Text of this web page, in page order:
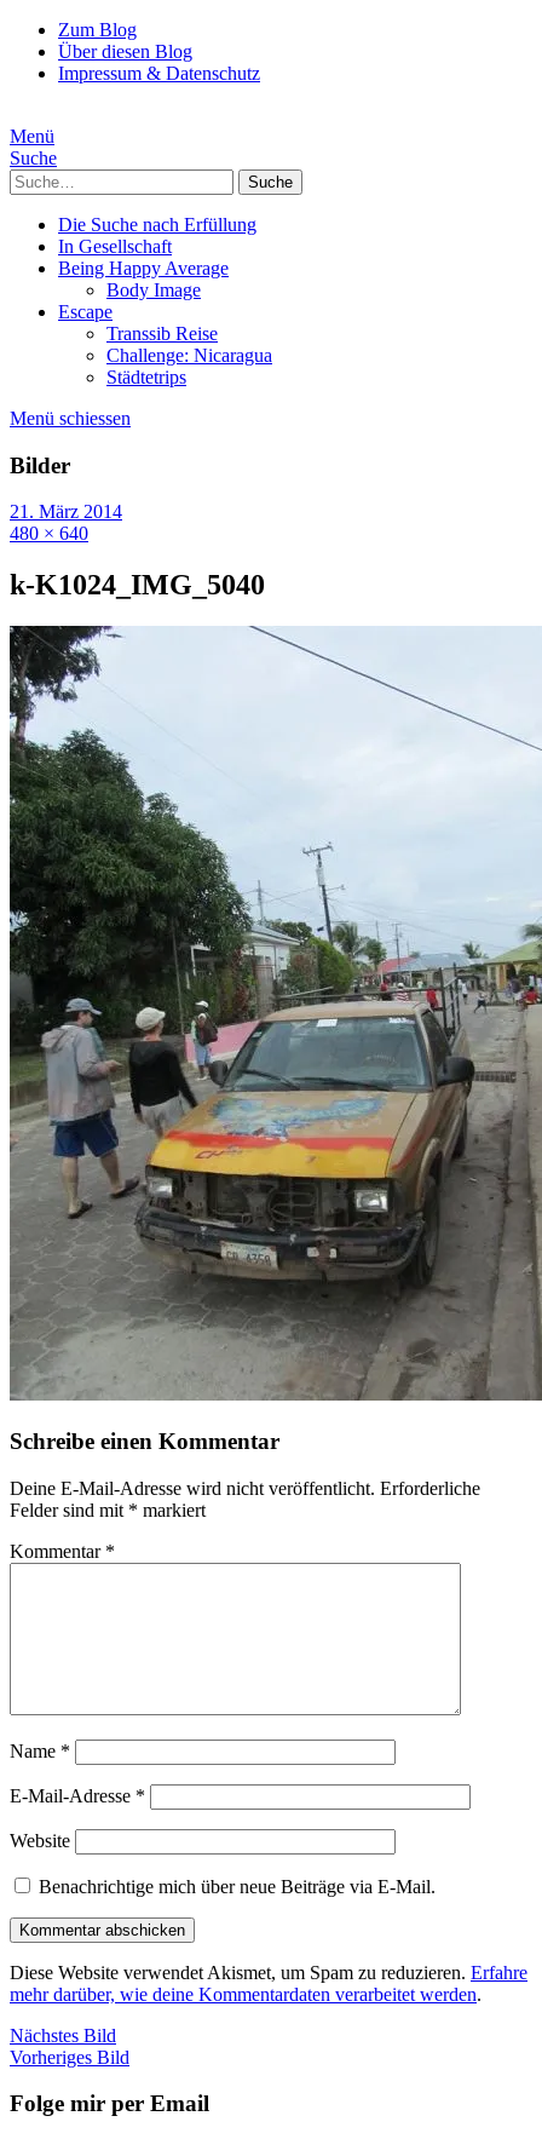
Zum Blog
Über diesen Blog
Impressum & Datenschutz
Menü
Suche
Suche
Die Suche nach Erfüllung
In Gesellschaft
Being Happy Average
Body Image
Escape
Transsib Reise
Challenge: Nicaragua
Städtetrips
Menü schiessen
Bilder
21. März 2014
480 × 640
k-K1024_IMG_5040
Schreibe einen Kommentar
Deine E-Mail-Adresse wird nicht veröffentlicht. Erforderliche
Felder sind mit * markiert
Kommentar *
Name *
E-Mail-Adresse *
Website
Benachrichtige mich über neue Beiträge via E-Mail.
Diese Website verwendet Akismet, um Spam zu reduzieren. Erfahre
mehr darüber, wie deine Kommentardaten verarbeitet werden.
Nächstes Bild
Vorheriges Bild
Folge mir per Email